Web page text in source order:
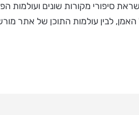
סיפורי מקורות שונים ועולמות
לבין עולמות התוכן של אתר